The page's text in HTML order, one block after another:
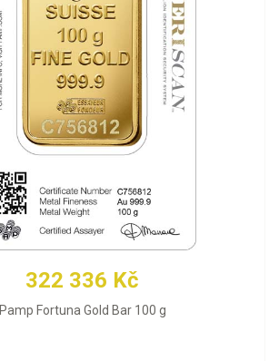
322 336 Kč
Pamp Fortuna Gold Bar 100 g